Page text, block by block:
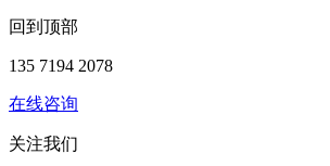
回到顶部
135 7194 2078
在线咨询
关注我们